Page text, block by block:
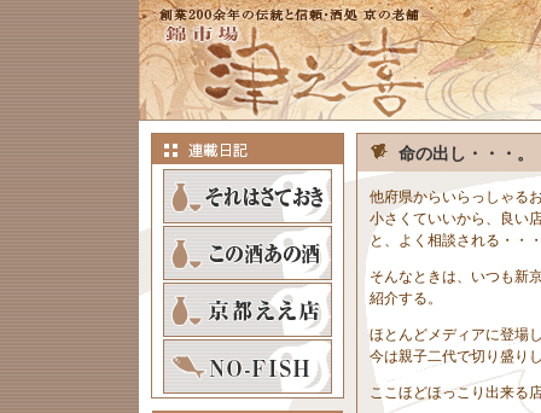
命の出し・・・。
他府県からいらっしゃる
小さくていいから、良い
と、よく相談される・・
そんなときは、いつも新
紹介する。
ほとんどメディアに登場
今は親子二代で切り盛り
ここほどほっこり出来る